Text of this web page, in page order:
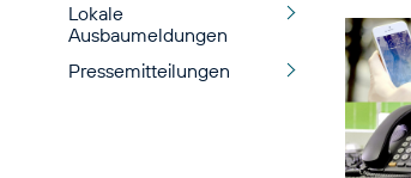
Lokale
Ausbaumeldungen
Pressemitteilungen